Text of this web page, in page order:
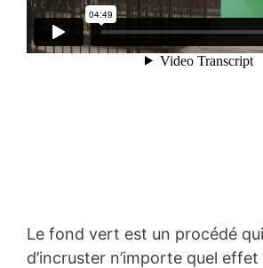
Le fond vert est un procédé
d’incruster n’importe quel